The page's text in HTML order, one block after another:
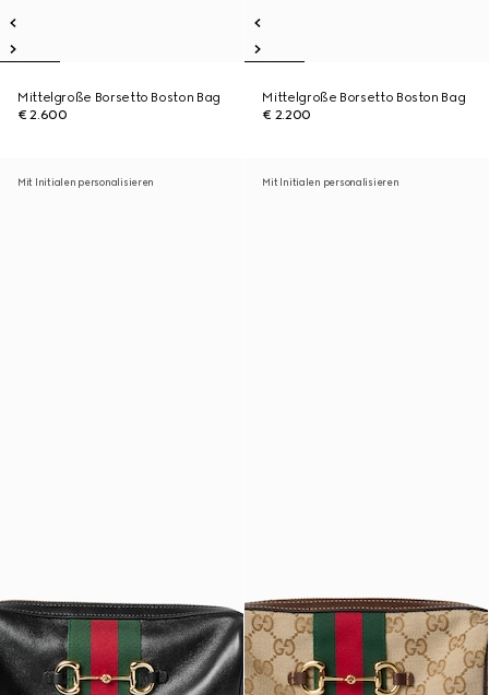
Mittelgroße Borsetto Boston Bag
€ 2.600
Mittelgroße Borsetto Boston Bag
€ 2.200
Mit Initialen personalisieren Mit Initialen personalisieren